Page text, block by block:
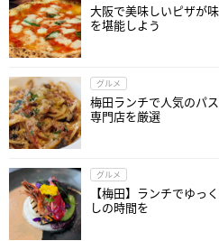
大阪で美味しいピザが
を堪能しよう
グルメ
梅田ランチで人気のパ
専門店を厳選
グルメ
【梅田】ランチでゆっ
しの時間を